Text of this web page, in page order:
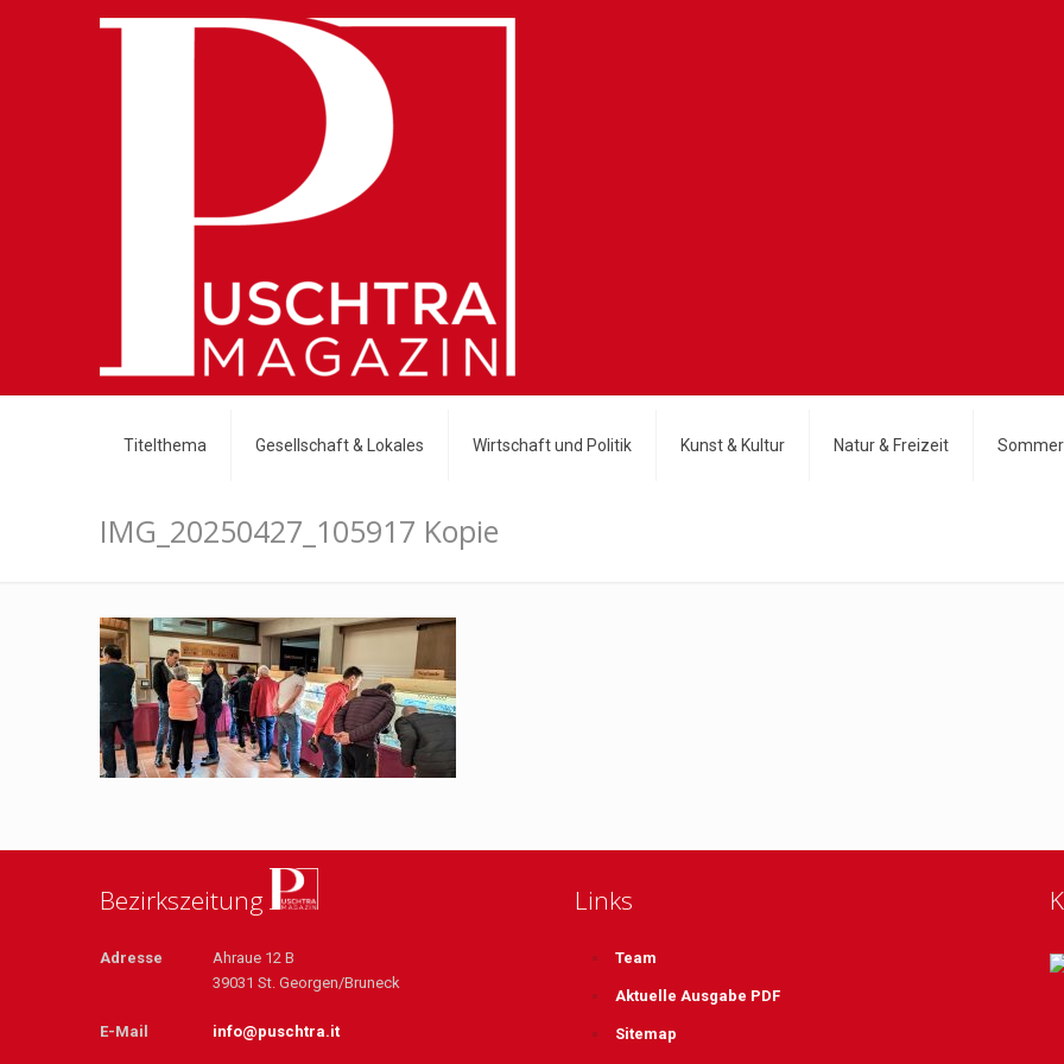
Titelthema Gesellschaft & Lokales Wirtschaft und Politik Kunst & Kultur Natur & Freizeit
IMG_20250427_105917 Kopie
Bezirkszeitung
Adresse
Ahraue 12 B
39031 St. Georgen/Bruneck
E-Mail info@puschtra.it
Links
Team
Aktuelle Ausgabe PDF
Sitemap